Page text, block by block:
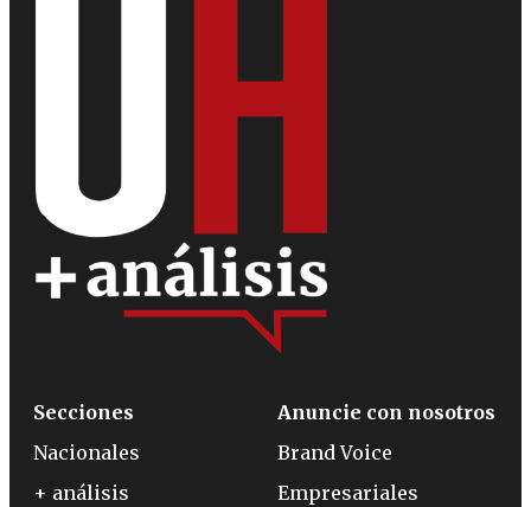
Secciones
Nacionales
+ análisis
Anuncie con nosotros
Brand Voice
Empresariales